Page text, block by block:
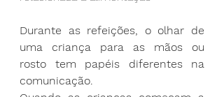
Durante as refeições, o olhar de
uma criança para as mãos ou
rosto tem papéis diferentes na
comunicação.